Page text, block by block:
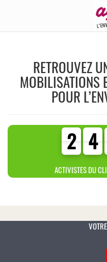
RETROUVEZ
MOBILISATIONS
POUR
2
2 4
3
4
ACTIVISTES DU